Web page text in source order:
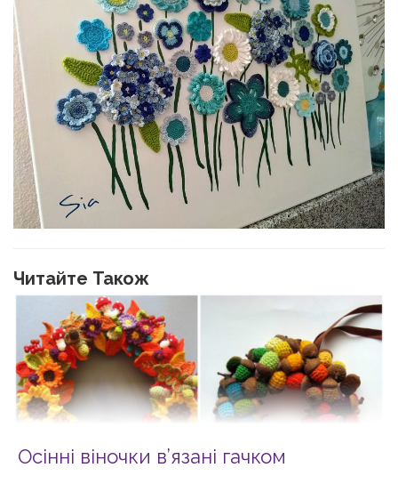
Читайте Також
Осінні віночки в’язані гачком